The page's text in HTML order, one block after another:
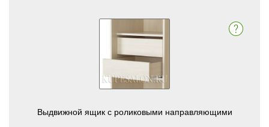
Выдвижной ящик с роликовыми направляющими